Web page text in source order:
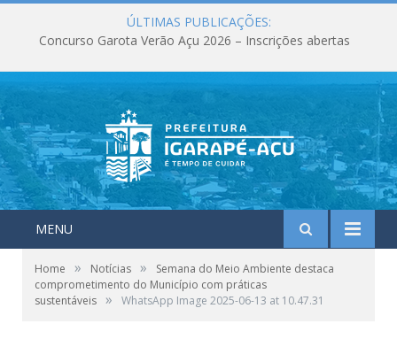
ÚLTIMAS PUBLICAÇÕES:
Concurso Garota Verão Açu 2026 – Inscrições abertas
MENU
Home » Notícias »
Semana do Meio Ambiente destaca
comprometimento do Município com práticas
sustentáveis » WhatsApp Image 2025-06-13 at 10.47.31